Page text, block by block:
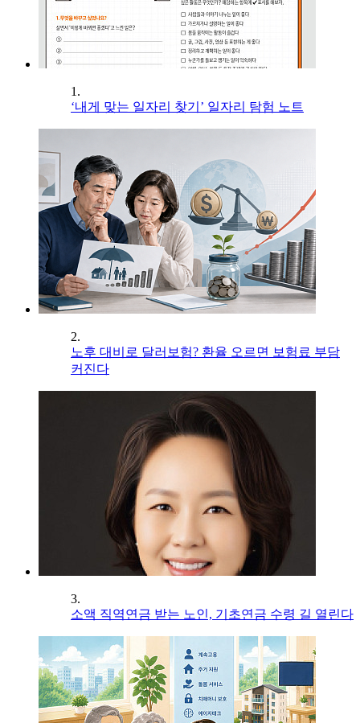
1.
‘내게 맞는 일자리 찾기’ 일자리 탐험 노트
2.
노후 대비로 달러보험? 환율 오르면 보험료 부담
커진다
3.
소액 직역연금 받는 노인, 기초연금 수령 길 열린다